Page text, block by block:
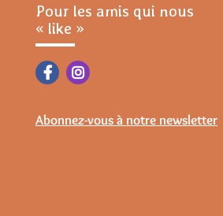
Pour les amis qui nous
« like »
Abonnez-vous à notre newsletter